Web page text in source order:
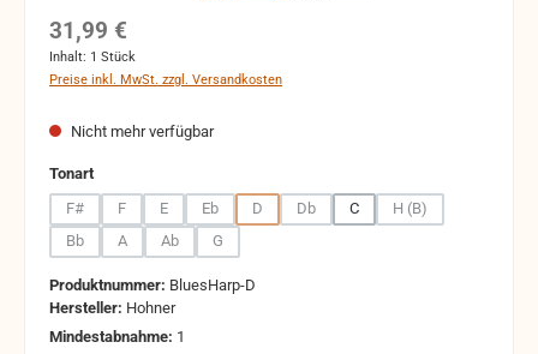
Regulärer Preis:
31,99 €
Inhalt: 1 Stück
Preise inkl. MwSt. zzgl. Versandkosten
Nicht mehr verfügbar
Tonartauswählen
F#
(Diese Option ist zurzeit nicht verfügbar.)
F
(Diese Option ist zurzeit nicht verfügbar.)
E
(Diese Option ist zurzeit nicht verfügbar.)
Eb
(Diese Option ist zurzeit nicht verfügbar.)
D
(Diese Option ist zurzeit nicht verfügbar.)
Db
(Diese Option ist zurzeit nicht
C H (B)
(Diese Option ist
Bb
(Diese Option ist zurzeit nicht verfügbar.)
A
(Diese Option ist zurzeit nicht verfügbar.)
Ab
(Diese Option ist zurzeit nicht verfügbar.)
G
(Diese Option ist zurzeit nicht verfügbar.)
Produktnummer: BluesHarp-D
Hersteller: Hohner
Mindestabnahme: 1